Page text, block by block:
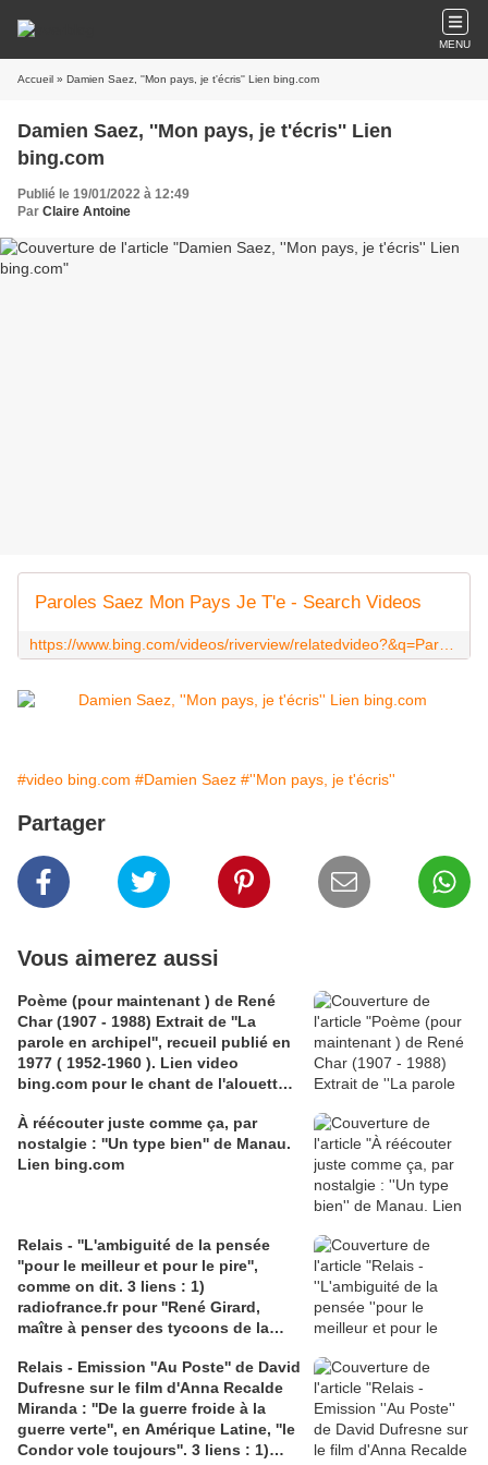
MENU
Accueil » Damien Saez, ''Mon pays, je t'écris'' Lien bing.com
Damien Saez, ''Mon pays, je t'écris'' Lien
bing.com
Publié le 19/01/2022 à 12:49
Par Claire Antoine
Paroles Saez Mon Pays Je T'e - Search Videos
#video bing.com #Damien Saez #''Mon pays, je t'écris''
Partager
Vous aimerez aussi
Poème (pour maintenant ) de René
Char (1907 - 1988) Extrait de ''La
parole en archipel'', recueil publié en
1977 ( 1952-1960 ). Lien video
bing.com pour le chant de l'alouette
À réécouter juste comme ça, par
nostalgie : ''Un type bien'' de Manau.
Lien bing.com
Relais - ''L'ambiguité de la pensée
''pour le meilleur et pour le pire'',
comme on dit. 3 liens : 1)
radiofrance.fr pour ''René Girard,
maître à penser des tycoons de la
agora.qc.ca, pour l'article de Paul
-Émile Roy,''L'indéfectible
espérance''; 3) video bing.com
Patachou sur des paroles de Georges
Brassens ''Le bricoleur'' et ...sa boîte
Relais - Emission ''Au Poste'' de David
Dufresne sur le film d'Anna Recalde
Miranda : ''De la guerre froide à la
guerre verte'', en Amérique Latine, ''le
Condor vole toujours''. 3 liens : 1)